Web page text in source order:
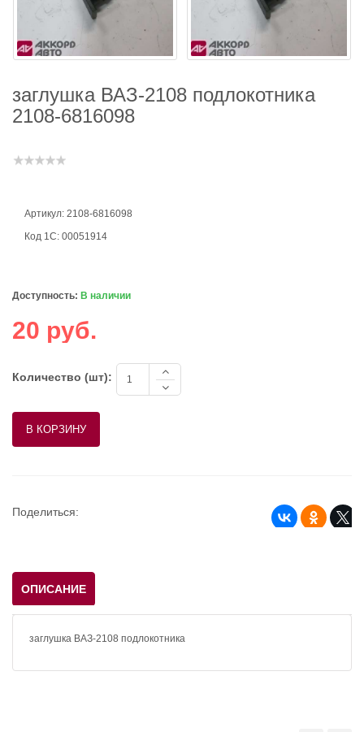
заглушка ВАЗ-2108 подлокотника
2108-6816098
Артикул: 2108-6816098
Код 1С: 00051914
Доступность: В наличии
20 руб.
Количество (шт):
Поделиться:
ОПИСАНИЕ
заглушка ВАЗ-2108 подлокотника